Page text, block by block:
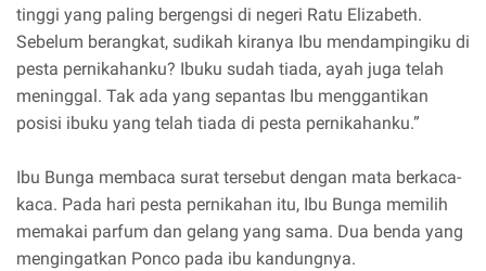
tinggi yang paling bergengsi di negeri Ratu Elizabeth.
Sebelum berangkat, sudikah kiranya Ibu mendampingiku di
pesta pernikahanku? Ibuku sudah tiada, ayah juga telah
meninggal. Tak ada yang sepantas Ibu menggantikan
posisi ibuku yang telah tiada di pesta pernikahanku.”
Ibu Bunga membaca surat tersebut dengan mata berkaca-
kaca. Pada hari pesta pernikahan itu, Ibu Bunga memilih
memakai parfum dan gelang yang sama. Dua benda yang
mengingatkan Ponco pada ibu kandungnya.